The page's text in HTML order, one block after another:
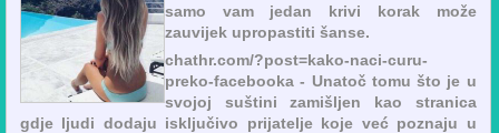
samo vam jedan krivi korak može
zauvijek upropastiti šanse.
chathr.com/?post=kako-naci-curu-
preko-facebooka - Unatoč tomu što je u
svojoj suštini zamišljen kao stranica
gdje ljudi dodaju isključivo prijatelje koje već poznaju u